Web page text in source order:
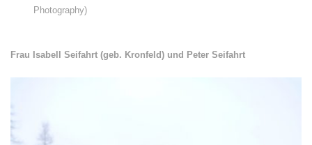
Photography)
Frau Isabell Seifahrt (geb. Kronfeld) und Peter Seifahrt